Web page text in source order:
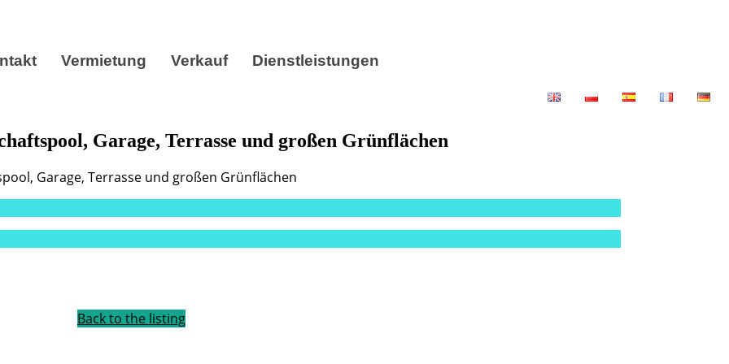
Vermietung Verkauf Dienstleistungen
Garage, Terrasse und großen Grünflächen
Garage, Terrasse und großen Grünflächen
Back to the listing